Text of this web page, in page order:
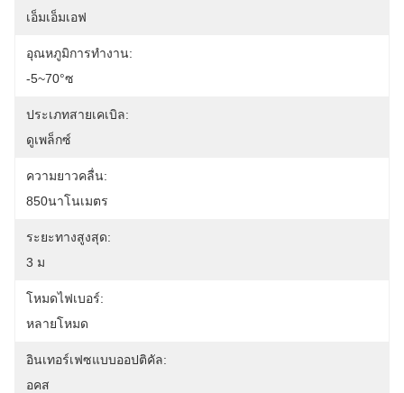
เอ็มเอ็มเอฟ
อุณหภูมิการทํางาน:
-5~70°ซ
ประเภทสายเคเบิล:
ดูเพล็กซ์
ความยาวคลื่น:
850นาโนเมตร
ระยะทางสูงสุด:
3 ม
โหมดไฟเบอร์:
หลายโหมด
อินเทอร์เฟซแบบออปติคัล:
อคส